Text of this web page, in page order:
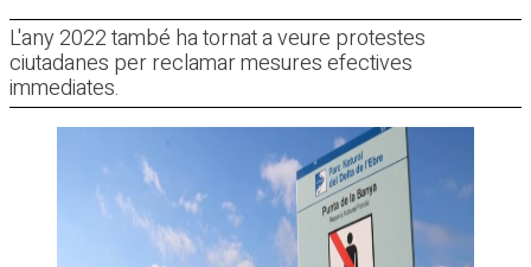
L'any 2022 també ha tornat a veure protestes
ciutadanes per reclamar mesures efectives
immediates.